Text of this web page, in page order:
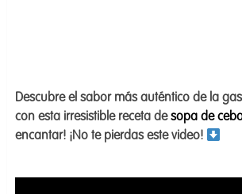
Descubre el sabor más auténtico de la
con esta irresistible receta desopa de
encantar! ¡No te pierdas este video!